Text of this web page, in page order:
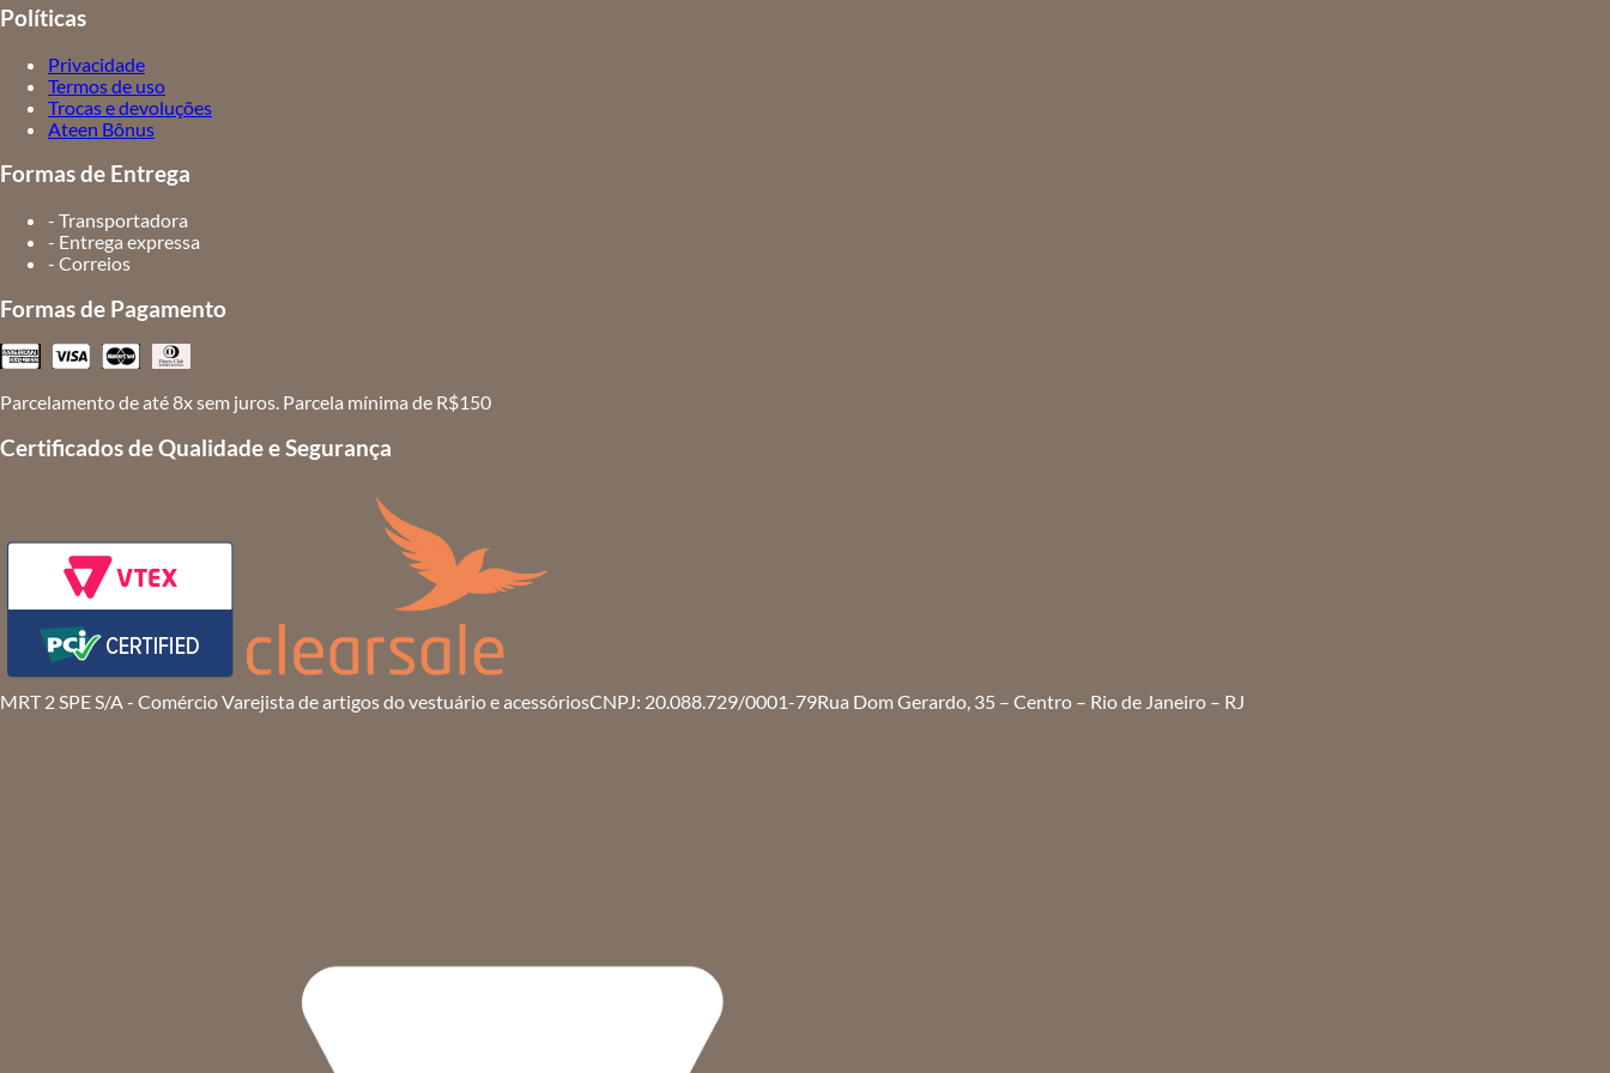
Políticas
Privacidade
Termos de uso
Trocas e devoluções
Ateen Bônus
Formas de Entrega
- Transportadora
- Entrega expressa
- Correios
Formas de Pagamento
Parcelamento de até 8x sem juros. Parcela mínima de R$150
Certificados de Qualidade e Segurança
MRT 2 SPE S/A - Comércio Varejista de artigos do vestuário e acessóriosCNPJ: 20.088.729/0001-79Rua Dom Gerardo, 35 – Centro – Rio de Janeiro – RJ